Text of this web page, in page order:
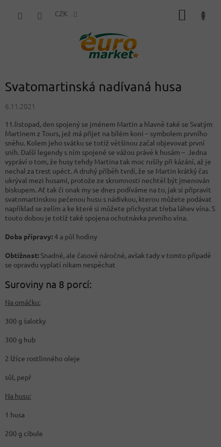
CZK
Svatomartinská nadívaná husa
6.11.2021
11.listopad, den spojený se jménem Martin a hlavně také se Svatým
Martinem z Tours, jež má přijet na bílém koni – symbolem prvního
sněhu. Kolem jeho svátku se totiž většinou začal objevovat první
sníh. Další legendy s ním spojené se vážou právě k husám – Jedna
vypráví o tom, že husy tehdy Martina tak moc rušily při kázání, až je
nechal za trest upéct. A druhý příběh tvrdí, že se Martin krátký čas
ukrýval mezi husami, protože ze skromnosti nechtěl být jmenován
biskupem. Ať tak či onak my se dnes podíváme na to, jak si připravit
svatomartinskou pečenou husu s nádivkou, kterou můžete podávat
například se zelím a ke které si můžete přichystat třeba láhev vína. S
touto dobou je totiž také spojena ochutnávka prvního vína.
Doba přípravy:4 a půl hodiny
Obtížnost: Snadné, ale časově náročné, avšak tady v tomto případě
se opravdu vyplatí nikam nespěchat
Suroviny na 8 porcí:
Na omáčku:
300 g šalotky
300 g hub
2 lžíce rostlinného oleje
sůl, pepř
Na husu:
1 husa
200 g cibule